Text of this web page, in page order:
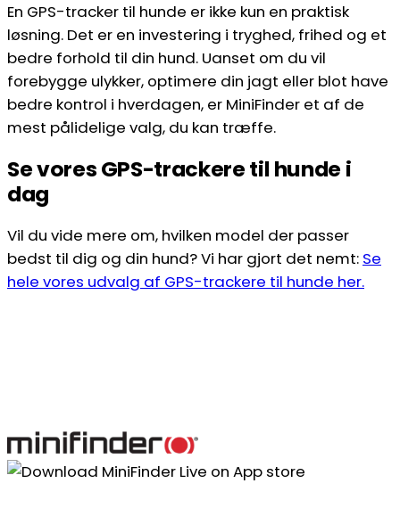
En GPS-tracker til hunde er ikke kun en praktisk
løsning. Det er en investering i tryghed, frihed og et
bedre forhold til din hund. Uanset om du vil
forebygge ulykker, optimere din jagt eller blot have
bedre kontrol i hverdagen, er MiniFinder et af de
mest pålidelige valg, du kan træffe.
Se vores GPS-trackere til hunde i
dag
Vil du vide mere om, hvilken model der passer
bedst til dig og din hund? Vi har gjort det nemt: Se
hele vores udvalg af GPS-trackere til hunde her.